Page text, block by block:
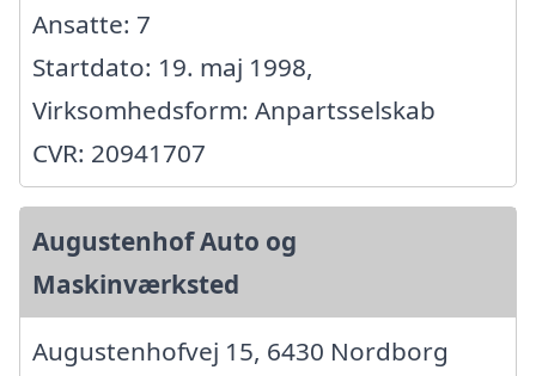
Ansatte: 7
Startdato: 19. maj 1998,
Virksomhedsform: Anpartsselskab
CVR: 20941707
Augustenhof Auto og
Maskinværksted
Augustenhofvej 15, 6430 Nordborg